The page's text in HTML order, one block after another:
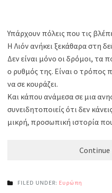
Υπάρχουν πόλεις που τις
Η Λιόν ανήκει ξεκάθαρα στη
Δεν είναι μόνο οι δρόμοι, τα
ο ρυθμός της. Είναι ο τρόπος
να σε κουράζει.
Και κάπου ανάμεσα σε μια
συνειδητοποιείς ότι δεν
μικρή, προσωπική ιστορία που
Continue
FILED UNDER: Ευρώπη